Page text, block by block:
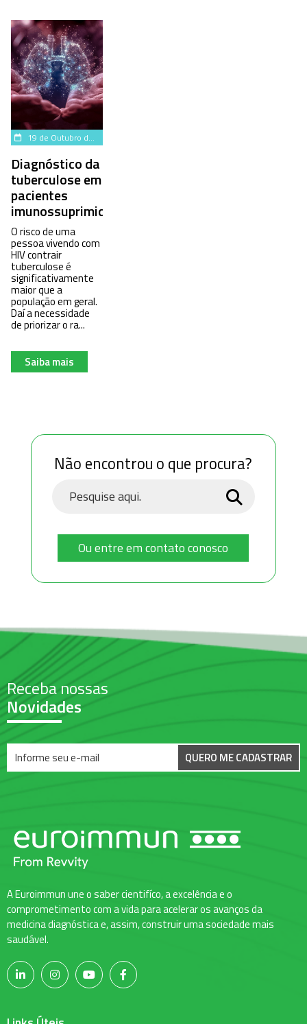
19 de Outubro de 2022
Diagnóstico da
tuberculose em
pacientes
imunossuprimidos
O risco de uma
pessoa vivendo com
HIV contrair
tuberculose é
significativamente
maior que a
população em geral.
Daí a necessidade
de priorizar o ra...
Saiba mais
Não encontrou o que procura?
Ou entre em contato conosco
Receba nossas
Novidades
QUERO ME CADASTRAR
A Euroimmun une o saber cientifíco, a excelência e o
comprometimento com a vida para acelerar os avanços da
medicina diagnóstica e, assim, construir uma sociedade mais
saudável.